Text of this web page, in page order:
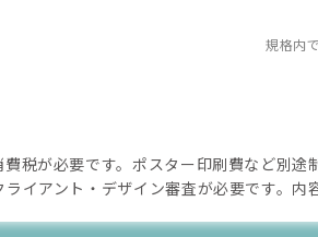
規格内
税が必要です。ポスター印刷費など別途
イアント・デザイン審査が必要です。内